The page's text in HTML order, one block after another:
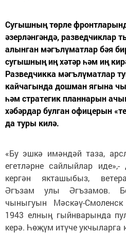
Сугышның төрле
әзерләнгәндә, разведчиклар
алынган мәгълүматлар бәя
сугышның иң хәтәр һәм иң
Разведчикка мәгълүматлар
кайчагында дошман ягына
һәм стратегик планнарын
хәбәрдар булган офицерын
да туры килә.
«Бу эшкә имәндәй таза,
егетләрне сайлыйлар
кергән якташыбыз,
Әгъзам улы Әгъзамов.
чыныгуын Мәскәү-
1943 елның гыйнварында
керә. Һөҗүм итүче